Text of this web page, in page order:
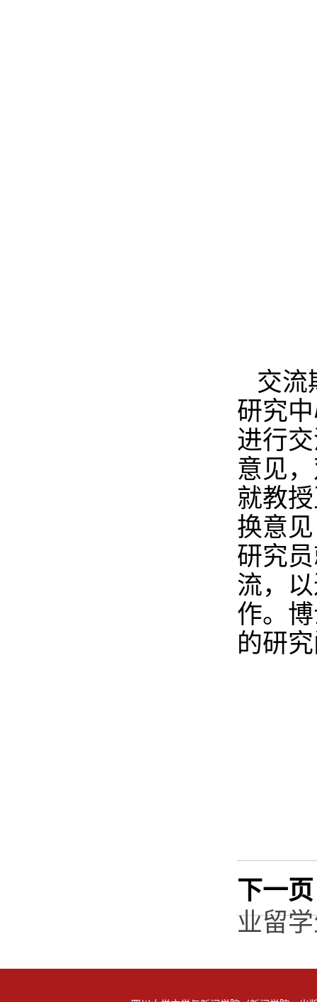
交流
研究
进行
意见
就教
换意
研究
流，
作。
的研
下一
业留